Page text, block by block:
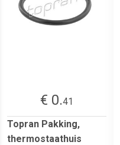
€ 0.41
Topran Pakking,
thermostaathuis